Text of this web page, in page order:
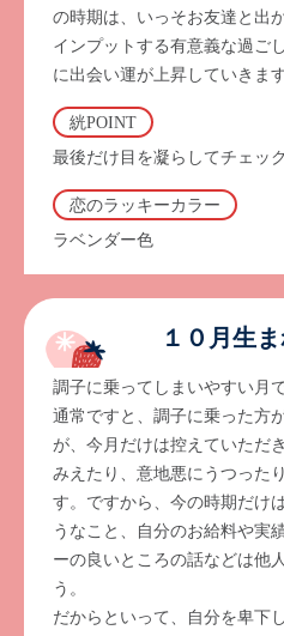
の時期は、いっそお友達と出
インプットする有意義な過ご
に出会い運が上昇していきます
絖POINT
最後だけ目を凝らしてチェック
恋のラッキーカラー
ラベンダー色
１０月生
調子に乗ってしまいやすい月で
通常ですと、調子に乗った方
が、今月だけは控えていただ
みえたり、意地悪にうつった
す。ですから、今の時期だけ
うなこと、自分のお給料や実
ーの良いところの話などは他
う。
だからといって、自分を卑下